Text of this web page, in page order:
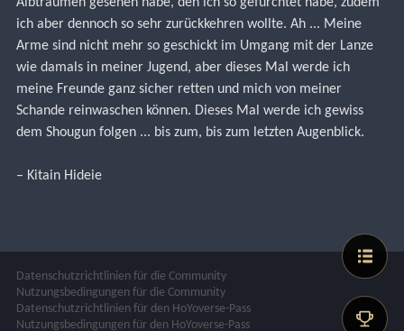
ich aber dennoch so sehr zurückkehren wollte. Ah ... Meine
Arme sind nicht mehr so geschickt im Umgang mit der Lanze
wie damals in meiner Jugend, aber dieses Mal werde ich
meine Freunde ganz sicher retten und mich von meiner
Schande reinwaschen können. Dieses Mal werde ich gewiss
dem Shougun folgen ... bis zum, bis zum letzten Augenblick.
– Kitain Hideie
Datenschutzrichtlinien für die Community
Nutzungsbedingungen für die Community
Datenschutzrichtlinien für den HoYoverse-Pass
Nutzungsbedingungen für den HoYoverse-Pass